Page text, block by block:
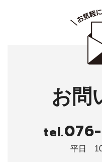
お問
tel.
平日 10